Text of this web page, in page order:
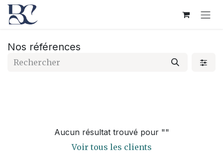
Se rendre au contenu
Nos références
Aucun résultat trouvé pour ""
Voir tous les clients